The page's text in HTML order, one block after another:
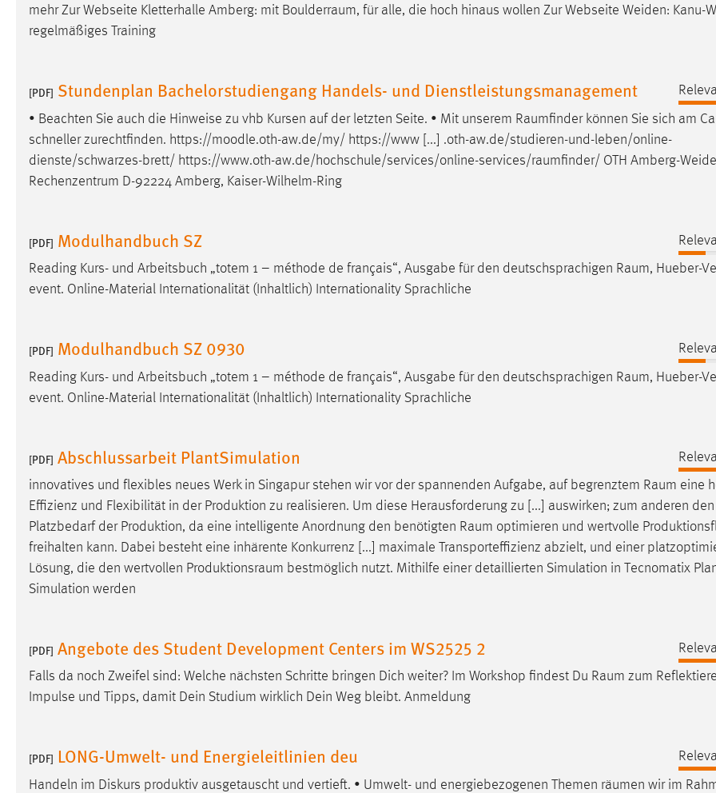
mehr Zur Webseite Kletterhalle Amberg: mit Boulderraum, für alle, die hoch hinaus wollen Zur Webseite Weiden: Kanu-
regelmäßiges Training
[PDF] Stundenplan Bachelorstudiengang Handels- und Dienstleistungsmanagement
• Beachten Sie auch die Hinweise zu vhb Kursen auf der letzten Seite. • Mit unserem Raumfinderkönnen Sie sich am
schneller zurechtfinden. https://moodle.oth-aw.de/my/ https://www [...] .oth-aw.de/studieren-und-leben/online-
dienste/schwarzes-brett/ https://www.oth-aw.de/hochschule/services/online-services/raumfinder/ OTH Amberg-
Rechenzentrum D-92224 Amberg, Kaiser-Wilhelm-Ring
[PDF] Modulhandbuch SZ
Reading Kurs- und Arbeitsbuch „totem 1 – méthode de français“, Ausgabe für den deutschsprachigen Raum, Hueber-
event. Online-Material Internationalität (Inhaltlich) Internationality Sprachliche
[PDF] Modulhandbuch SZ 0930
Reading Kurs- und Arbeitsbuch „totem 1 – méthode de français“, Ausgabe für den deutschsprachigen Raum, Hueber-
event. Online-Material Internationalität (Inhaltlich) Internationality Sprachliche
[PDF] Abschlussarbeit PlantSimulation
innovatives und flexibles neues Werk in Singapur stehen wir vor der spannenden Aufgabe, auf begrenztem Raum eine
Effizienz und Flexibilität in der Produktion zu realisieren. Um diese Herausforderung zu [...] auswirken; zum anderen den
Platzbedarf der Produktion, da eine intelligente Anordnung den benötigten Raum optimieren und wertvolle
freihalten kann. Dabei besteht eine inhärente Konkurrenz [...] maximale Transporteffizienz abzielt, und einer
Lösung, die den wertvollen Produktionsraum bestmöglich nutzt. Mithilfe einer detaillierten Simulation in Tecnomatix
Simulation werden
[PDF] Angebote des Student Development Centers im WS2525 2
Falls da noch Zweifel sind: Welche nächsten Schritte bringen Dich weiter? Im Workshop findest Du Raum zum
Impulse und Tipps, damit Dein Studium wirklich Dein Weg bleibt. Anmeldung
[PDF] LONG-Umwelt- und Energieleitlinien deu
Handeln im Diskurs produktiv ausgetauscht und vertieft. • Umwelt- und energiebezogenen Themen räumen wir im
Google Ads
Anbieter: Google Ireland Limited
Zweck: Conversion-Tracking
Cookie Laufzeit: 3 Monate
Facebook Pixel
Anbieter:
Zweck: Conversion-Tracking
EXTERNE MEDIEN
Um Inhalte von Videoplattformen und Social Media
YouTube
Vimeo